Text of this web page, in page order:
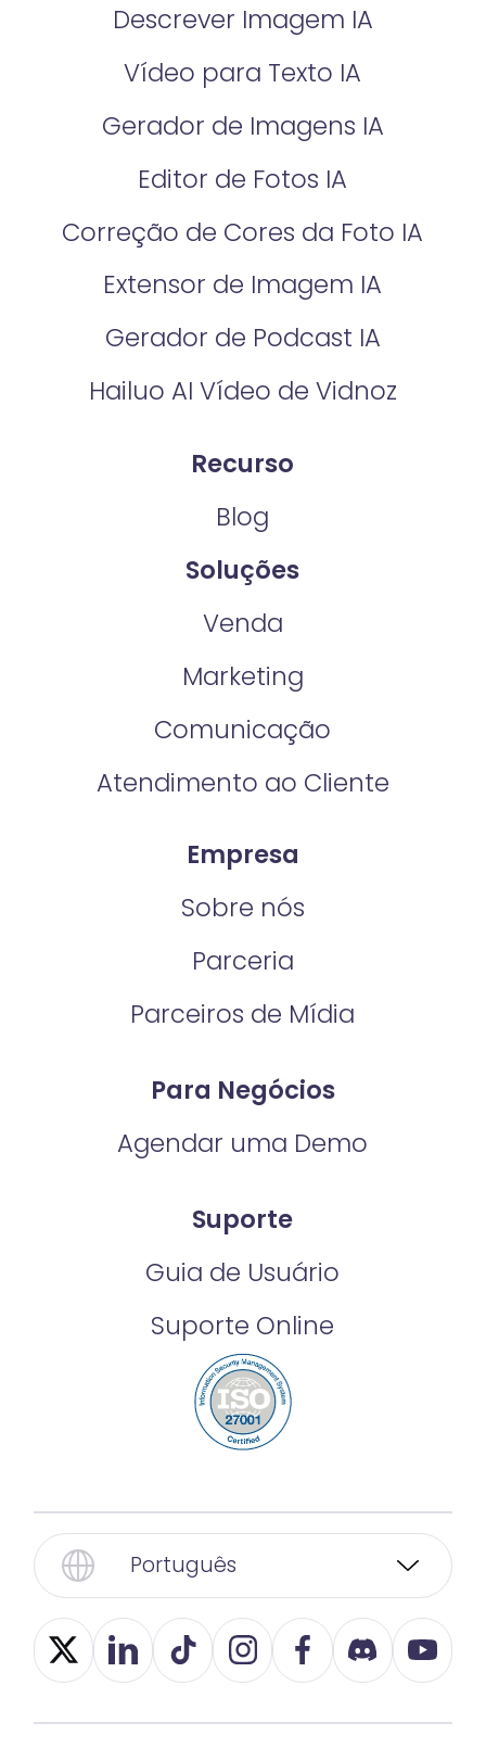
Descrever Imagem IA
Vídeo para Texto IA
Gerador de Imagens IA
Editor de Fotos IA
Correção de Cores da Foto IA​
Extensor de Imagem IA
Gerador de Podcast IA
Hailuo AI Vídeo de Vidnoz
Recurso
Blog
Soluções
Venda
Marketing
Comunicação
Atendimento ao Cliente
Empresa
Sobre nós
Parceria
Parceiros de Mídia
Para Negócios
Agendar uma Demo
Suporte
Guia de Usuário
Suporte Online
Português